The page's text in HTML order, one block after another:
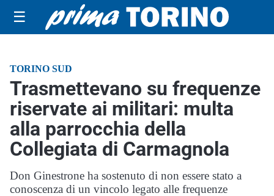
☰
TORINO SUD
Trasmettevano su frequenze
riservate ai militari: multa
alla parrocchia della
Collegiata di Carmagnola
Don Ginestrone ha sostenuto di non essere stato a
conoscenza di un vincolo legato alle frequenze